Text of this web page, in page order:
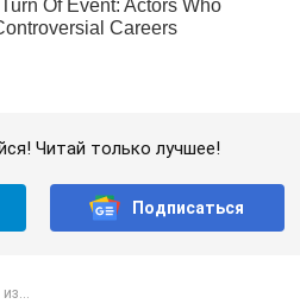
Читай только лучшее!
Подписаться